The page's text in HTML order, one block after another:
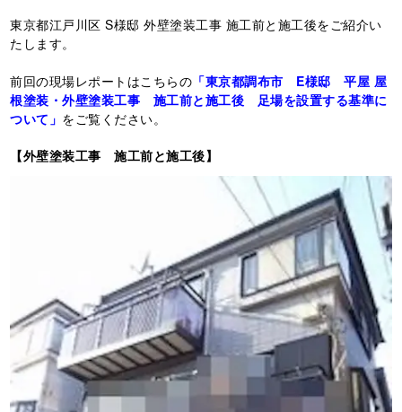
東京都江戸川区 S様邸 外壁塗装工事 施工前と施工後をご紹介い
たします。
前回の現場レポートはこちらの 「東京都調布市 E様邸 平屋 屋
根塗装・外壁塗装工事 施工前と施工後 足場を設置する基準に
ついて」 をご覧ください。
【外壁塗装工事 施工前と施工後】